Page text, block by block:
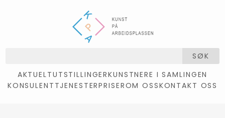
SØK
AKTUELTUTSTILLINGERKUNSTNERE I SAMLINGEN
KONSULENTTJENESTERPRISEROM OSSKONTAKT OSS